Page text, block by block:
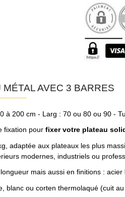
AVEC 3 BARRES
200 cm - Larg : 70 ou 80 ou 90 -
fixation pourfixer votre plateau
adaptée aux plateaux les plus
modernes, industriels ou
mais aussi en finitions :
blanc ou corten thermolaqué (cuit au